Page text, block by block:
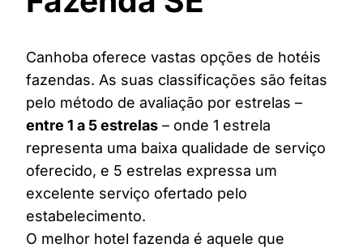
Canhoba oferece vastas opções de hotéis
fazendas. As suas classificações são feitas
pelo método de avaliação por estrelas –
entre 1 a 5 estrelas – onde 1 estrela
representa uma baixa qualidade de serviço
oferecido, e 5 estrelas expressa um
excelente serviço ofertado pelo
estabelecimento.
O melhor hotel fazenda é aquele que